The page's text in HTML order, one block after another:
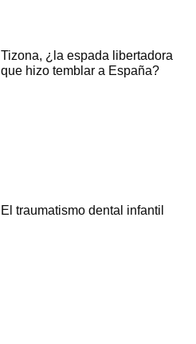
Tizona, ¿la espada libertadora
que hizo temblar a España?
El traumatismo dental infantil